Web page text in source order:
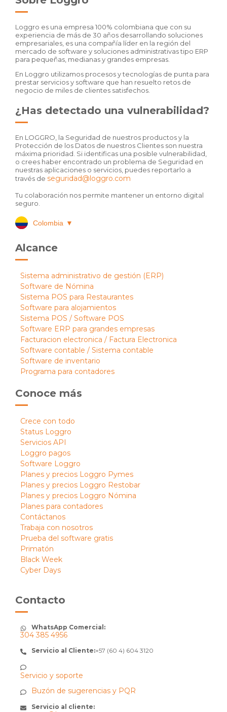
Loggro es una empresa 100% colombiana que con su
experiencia de más de 30 años desarrollando soluciones
empresariales, es una compañía líder en la región del
mercado de software y soluciones administrativas tipo ERP
para pequeñas, medianas y grandes empresas.
En Loggro utilizamos procesos y tecnologías de punta para
prestar servicios y software que han resuelto retos de
negocio de miles de clientes satisfechos.
¿Has detectado una vulnerabilidad?
En LOGGRO, la Seguridad de nuestros productos y la
Protección de los Datos de nuestros Clientes son nuestra
máxima prioridad. Si identificas una posible vulnerabilidad,
o crees haber encontrado un problema de Seguridad en
nuestras aplicaciones o servicios, puedes reportarlo a
través de seguridad@loggro.com
Tu colaboración nos permite mantener un entorno digital
seguro.
Colombia ▼
Alcance
Sistema administrativo de gestión (ERP)
Software de Nómina
Sistema POS para Restaurantes
Software para alojamientos
Sistema POS / Software POS
Software ERP para grandes empresas
Facturacion electronica / Factura Electronica
Software contable / Sistema contable
Software de inventario
Programa para contadores
Conoce más
Crece con todo
Status Loggro
Servicios API
Loggro pagos
Software Loggro
Planes y precios Loggro Pymes
Planes y precios Loggro Restobar
Planes y precios Loggro Nómina
Planes para contadores
Contáctanos
Trabaja con nosotros
Prueba del software gratis
Primatón
Black Week
Cyber Days
Contacto
WhatsApp Comercial:
304 385 4956
Servicio al Cliente:+57 (60 4) 604 3120
Servicio y soporte
Buzón de sugerencias y PQR
Servicio al cliente: